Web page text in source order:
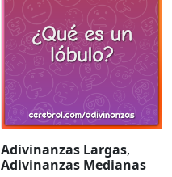
Adivinanzas Largas,
Adivinanzas Medianas